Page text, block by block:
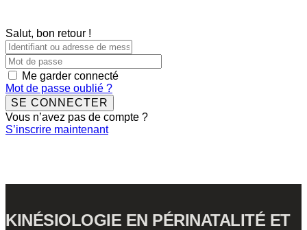
Salut, bon retour !
Me garder connecté
Mot de passe oublié ?
SE CONNECTER
Vous n’avez pas de compte ?
S’inscrire maintenant
KINÉSIOLOGIE EN PÉRINATALITÉ ET